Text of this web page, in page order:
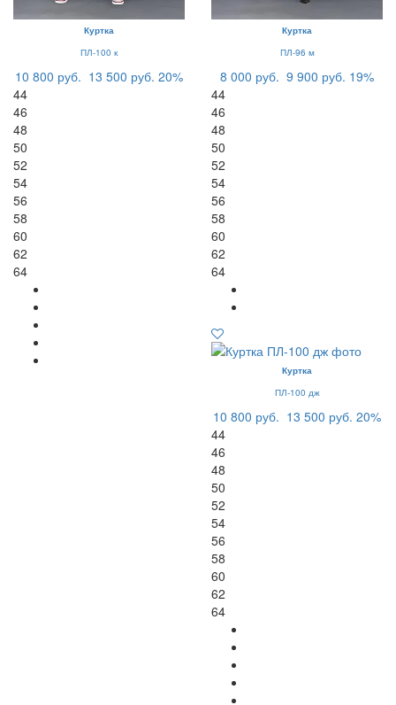
Куртка
ПЛ-100 к
10 800 руб. 13 500 руб. 20%
44
46
48
50
52
54
56
58
60
62
64
Куртка
ПЛ-96 м
8 000 руб. 9 900 руб. 19%
44
46
48
50
52
54
56
58
60
62
64
Куртка
ПЛ-100 дж
10 800 руб. 13 500 руб. 20%
44
46
48
50
52
54
56
58
60
62
64